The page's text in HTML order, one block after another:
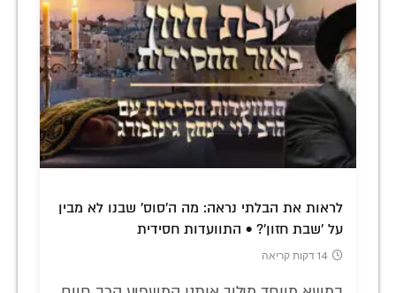
לראות את הבלתי נראה: מה ה'סוס' שבנו לא מבין
על 'שבת חזון'? • התוועדות חסידית
14 דקות קריאה